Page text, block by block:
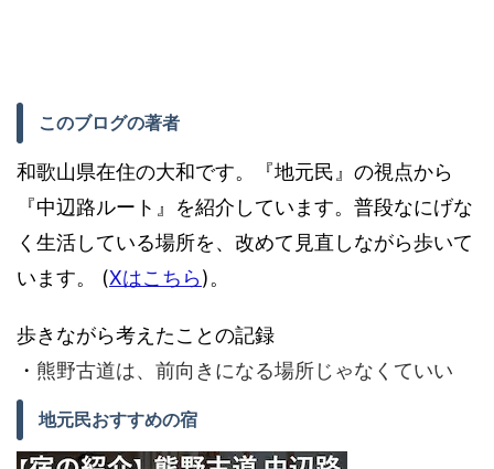
このブログの著者
和歌山県在住の大和です。『地元民』の視点から
『中辺路ルート』を紹介しています。普段なにげな
く生活している場所を、改めて見直しながら歩いて
います。 (Xはこちら)。
歩きながら考えたことの記録
・ 熊野古道は、前向きになる場所じゃなくていい
地元民おすすめの宿